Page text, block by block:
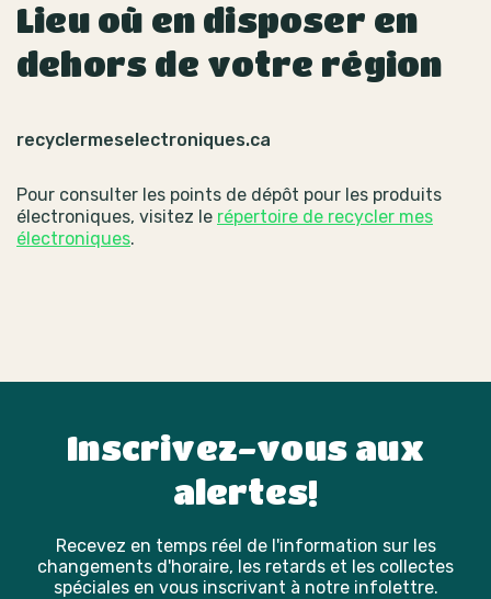
Lieu où en disposer en
dehors de votre région
recyclermeselectroniques.ca
Pour consulter les points de dépôt pour les produits
électroniques, visitez le répertoire de recycler mes
électroniques.
Inscrivez-vous aux
alertes!
Recevez en temps réel de l'information sur les
changements d'horaire, les retards et les collectes
spéciales en vous inscrivant à notre infolettre.